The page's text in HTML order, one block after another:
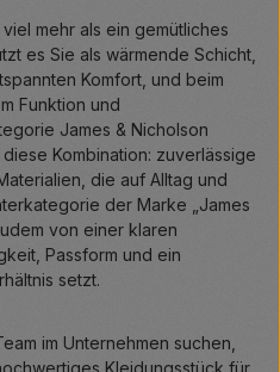
mehr als ein gemütliches
es Sie als wärmende Schicht,
Komfort, und beim
Funktion und
James & Nicholson
Kombination: zuverlässige
die auf Alltag und
der Marke „James
von einer klaren
Passform und ein
setzt.
im Unternehmen suchen,